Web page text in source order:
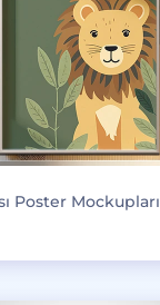
Poster Mockupları